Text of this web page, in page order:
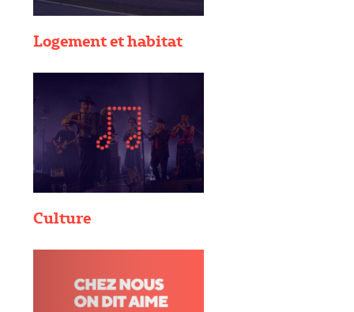
Logement et habitat
Culture